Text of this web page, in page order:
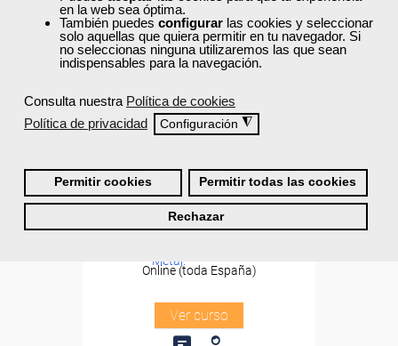
en la web sea óptima.
También puedes configurar las cookies y seleccionar
solo aquellas que quiera permitir en tu navegador. Si
no seleccionas ninguna utilizaremos las que sean
indispensables para la navegación.
Consulta nuestra Política de cookies
Política de privacidad
Configuración ◮
Permitir cookies Permitir todas las cookies
Rechazar
trabajadores y autónomos.
-Metal.
Cursos Femxa
soldadura TIG
Curso Gratuito
Online (toda España)
Ver curso